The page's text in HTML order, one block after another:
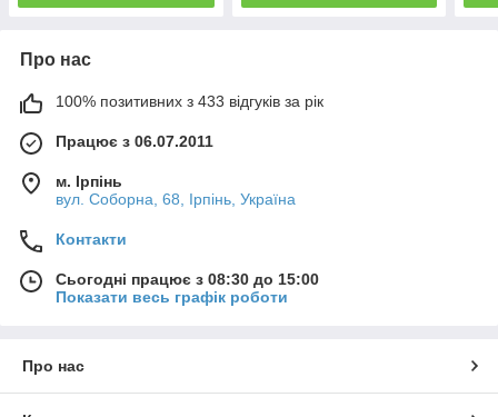
Про нас
100% позитивних з 433 відгуків за рік
Працює з 06.07.2011
м. Ірпінь
вул. Соборна, 68, Ірпінь, Україна
Контакти
Сьогодні працює з 08:30 до 15:00
Показати весь графік роботи
Про нас